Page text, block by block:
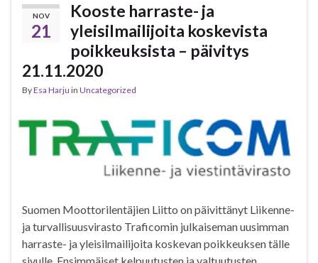
NOV
21
Kooste harraste- ja
yleisilmailijoita koskevista
poikkeuksista – päivitys
21.11.2020
ByEsa Harju in Uncategorized
Suomen Moottorilentäjien Liitto on päivittänyt Liikenne-
ja turvallisuusvirasto Traficomin julkaiseman uusimman
harraste- ja yleisilmailijoita koskevan poikkeuksen tälle